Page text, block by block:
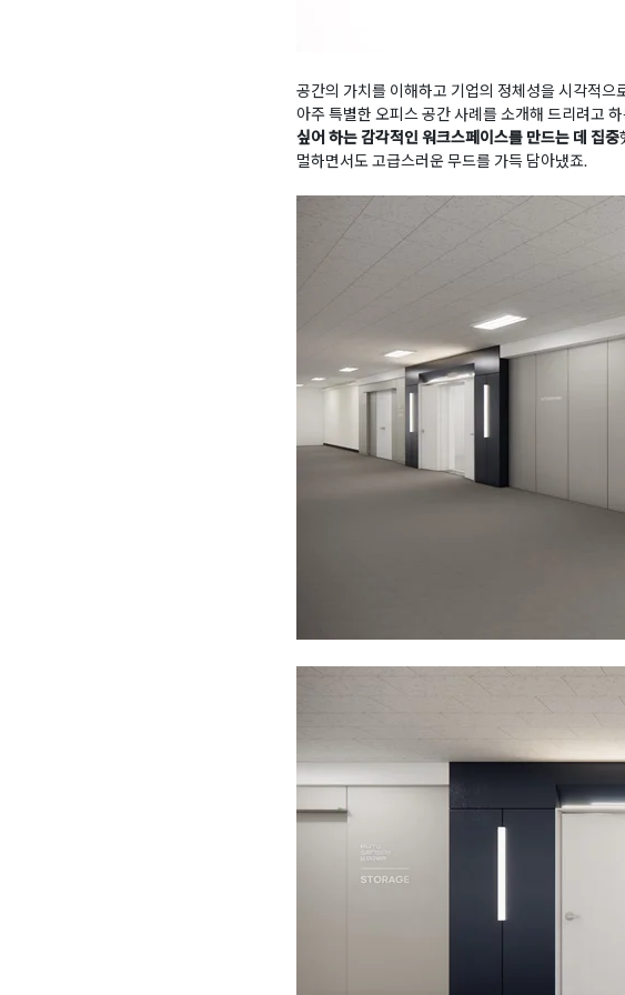
공간의 가치를 이해하고 기업의 정체성을 시각적으
아주 특별한 오피스 공간 사례를 소개해 드리려고
싶어 하는 감각적인 워크스페이스를 만드는 데 집중
멀하면서도 고급스러운 무드를 가득 담아냈죠.